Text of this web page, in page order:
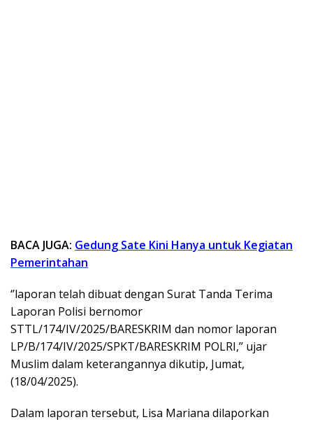
BACA JUGA: Gedung Sate Kini Hanya untuk Kegiatan
Pemerintahan
‘’laporan telah dibuat dengan Surat Tanda Terima
Laporan Polisi bernomor
STTL/174/IV/2025/BARESKRIM dan nomor laporan
LP/B/174/IV/2025/SPKT/BARESKRIM POLRI,’’ ujar
Muslim dalam keterangannya dikutip, Jumat,
(18/04/2025).
Dalam laporan tersebut, Lisa Mariana dilaporkan